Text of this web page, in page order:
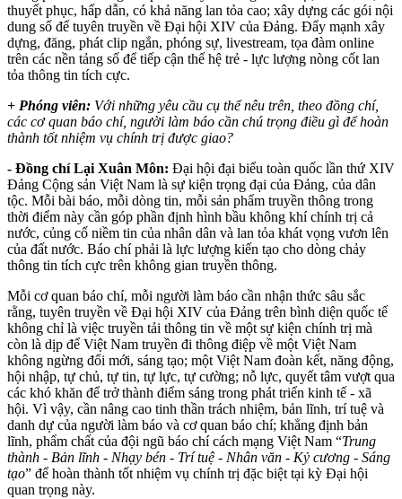
thuyết phục, hấp dẫn, có khả năng lan tỏa cao; xây dựng các gói nội
dung số để tuyên truyền về Đại hội XIV của Đảng. Đẩy mạnh xây
dựng, đăng, phát clip ngắn, phóng sự, livestream, tọa đàm online
trên các nền tảng số để tiếp cận thế hệ trẻ - lực lượng nòng cốt lan
tỏa thông tin tích cực.
+ Phóng viên: Với những yêu cầu cụ thể nêu trên, theo đồng chí,
các cơ quan báo chí, người làm báo cần chú trọng điều gì để hoàn
thành tốt nhiệm vụ chính trị được giao?
- Đồng chíLại Xuân Môn: Đại hội đại biểu toàn quốc lần thứ XIV
Đảng Cộng sản Việt Nam là sự kiện trọng đại của Đảng, của dân
tộc. Mỗi bài báo, mỗi dòng tin, mỗi sản phẩm truyền thông trong
thời điểm này cần góp phần định hình bầu không khí chính trị cả
nước, củng cố niềm tin của nhân dân và lan tỏa khát vọng vươn lên
của đất nước. Báo chí phải là lực lượng kiến tạo cho dòng chảy
thông tin tích cực trên không gian truyền thông.
Mỗi cơ quan báo chí, mỗi người làm báo cần nhận thức sâu sắc
rằng, tuyên truyền về Đại hội XIV của Đảng trên bình diện quốc tế
không chỉ là việc truyền tải thông tin về một sự kiện chính trị mà
còn là dịp để Việt Nam truyền đi thông điệp về một Việt Nam
không ngừng đổi mới, sáng tạo; một Việt Nam đoàn kết, năng động,
hội nhập, tự chủ, tự tin, tự lực, tự cường; nỗ lực, quyết tâm vượt qua
các khó khăn để trở thành điểm sáng trong phát triển kinh tế - xã
hội. Vì vậy, cần nâng cao tinh thần trách nhiệm, bản lĩnh, trí tuệ và
danh dự của người làm báo và cơ quan báo chí; khẳng định bản
lĩnh, phẩm chất của đội ngũ báo chí cách mạng Việt Nam “Trung
thành - Bản lĩnh - Nhạy bén - Trí tuệ- Nhân văn - Kỷ cương - Sáng
tạo” để hoàn thành tốt nhiệm vụ chính trị đặc biệt tại kỳ Đại hội
quan trọng này.